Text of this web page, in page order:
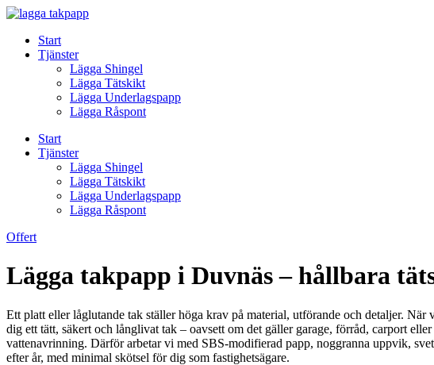
Skip
contentStart
Tjänster
Lägga Shingel
Lägga Tätskikt
Lägga Underlagspapp
Lägga Råspont
Start
Tjänster
Lägga Shingel
Lägga Tätskikt
Lägga Underlagspapp
Lägga Råspont
Offert
Lägga takpapp i Duvnäs – hållbara
Ett platt eller låglutande tak ställer höga krav på material, utförande och detaljer.
dig ett tätt, säkert och långlivat tak – oavsett om det gäller garage, förråd, carport
vattenavrinning. Därför arbetar vi med SBS-modifierad papp, noggranna uppvik,
efter år, med minimal skötsel för dig som fastighetsägare.